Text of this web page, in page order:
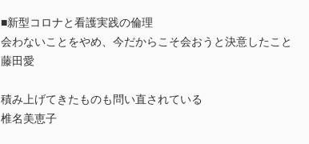
■新型コロナと看護実践の倫理
会わないことをやめ、今だからこそ会おうと決意したこと
藤田愛
積み上げてきたものも問い直されている
椎名美恵子